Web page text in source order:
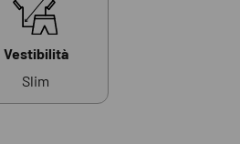
Vestibilità
Slim